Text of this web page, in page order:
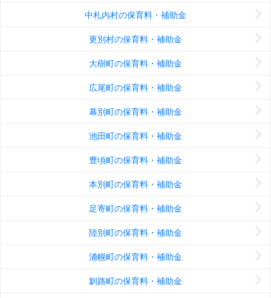
中札内村の保育料・補助金
更別村の保育料・補助金
大樹町の保育料・補助金
広尾町の保育料・補助金
幕別町の保育料・補助金
池田町の保育料・補助金
豊頃町の保育料・補助金
本別町の保育料・補助金
足寄町の保育料・補助金
陸別町の保育料・補助金
浦幌町の保育料・補助金
釧路町の保育料・補助金